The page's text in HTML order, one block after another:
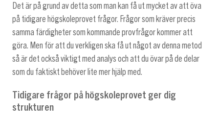
Det är på grund av detta som man kan få ut mycket av att öva
på tidigare högskoleprovet frågor. Frågor som kräver precis
samma färdigheter som kommande provfrågor kommer att
göra. Men för att du verkligen ska få ut något av denna metod
så är det också viktigt med analys och att du övar på de delar
som du faktiskt behöver lite mer hjälp med.
Tidigare frågor på högskoleprovet ger dig
strukturen